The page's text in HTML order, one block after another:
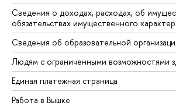
Сведения о доходах, расходах, об
обязательствах имущественного
Сведения об образовательной
Людям с ограниченными возможностями
Единая платежная страница
Работа в Вышке